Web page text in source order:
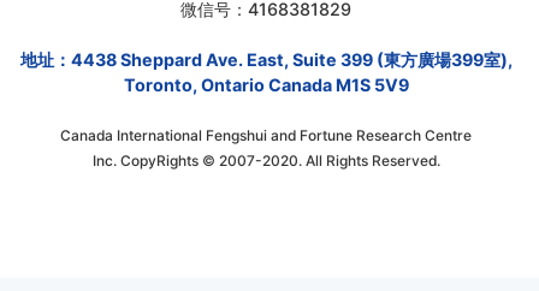
微信号：4168381829
地址：4438 Sheppard Ave. East, Suite 399 (東方廣場399室),
Toronto, Ontario Canada M1S 5V9
Canada International Fengshui and Fortune Research Centre
Inc. CopyRights © 2007-2020. All Rights Reserved.